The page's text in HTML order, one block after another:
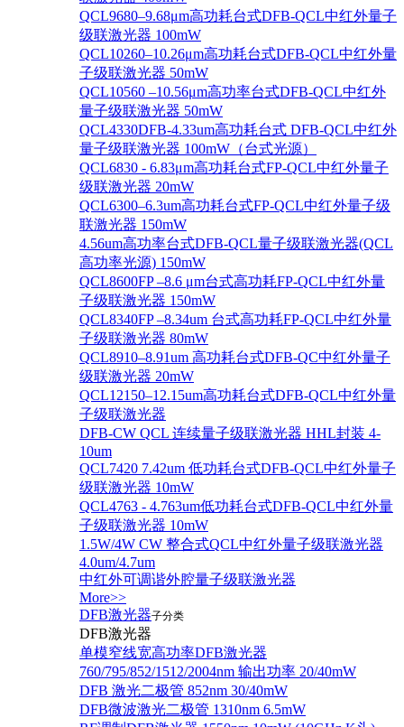
QCL9680–9.68μm高功耗台式DFB-QCL中红外量子
级联激光器 100mW
QCL10260–10.26μm高功耗台式DFB-QCL中红外量
子级联激光器 50mW
QCL10560 –10.56μm高功率台式DFB-QCL中红外
量子级联激光器 50mW
QCL4330DFB-4.33um高功耗台式 DFB-QCL中红外
量子级联激光器 100mW（台式光源）
QCL6830 - 6.83μm高功耗台式FP-QCL中红外量子
级联激光器 20mW
QCL6300–6.3um高功耗台式FP-QCL中红外量子级
联激光器 150mW
4.56um高功率台式DFB-QCL量子级联激光器(QCL
高功率光源) 150mW
QCL8600FP –8.6 μm台式高功耗FP-QCL中红外量
子级联激光器 150mW
QCL8340FP –8.34um 台式高功耗FP-QCL中红外量
子级联激光器 80mW
QCL8910–8.91um 高功耗台式DFB-QC中红外量子
级联激光器 20mW
QCL12150–12.15um高功耗台式DFB-QCL中红外量
子级联激光器
DFB-CW QCL 连续量子级联激光器 HHL封装 4-
10um
QCL7420 7.42um 低功耗台式DFB-QCL中红外量子
级联激光器 10mW
QCL4763 - 4.763um低功耗台式DFB-QCL中红外量
子级联激光器 10mW
1.5W/4W CW 整合式QCL中红外量子级联激光器
4.0um/4.7um
中红外可调谐外腔量子级联激光器
More>>
DFB激光器子分类
DFB激光器
单模窄线宽高功率DFB激光器
760/795/852/1512/2004nm 输出功率 20/40mW
DFB 激光二极管 852nm 30/40mW
DFB微波激光二极管 1310nm 6.5mW